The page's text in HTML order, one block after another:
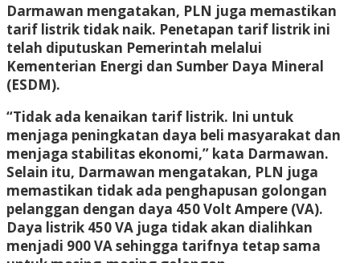
Darmawan mengatakan, PLN juga memastikan
tarif listrik tidak naik. Penetapan tarif listrik ini
telah diputuskan Pemerintah melalui
Kementerian Energi dan Sumber Daya Mineral
(ESDM).
“Tidak ada kenaikan tarif listrik. Ini untuk
menjaga peningkatan daya beli masyarakat dan
menjaga stabilitas ekonomi,” kata Darmawan.
Selain itu, Darmawan mengatakan, PLN juga
memastikan tidak ada penghapusan golongan
pelanggan dengan daya 450 Volt Ampere (VA).
Daya listrik 450 VA juga tidak akan dialihkan
menjadi 900 VA sehingga tarifnya tetap sama